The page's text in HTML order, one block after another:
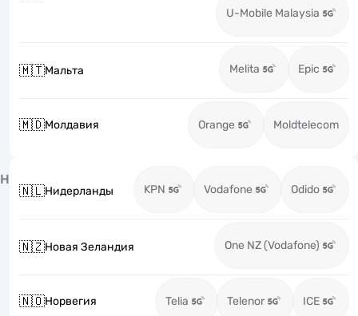
U-Mobile Malaysia
🇲🇹Мальта Melita Epic
🇲🇩Молдавия Orange Moldtelecom
Н
🇳🇱Нидерланды KPN Vodafone Odido
🇳🇿Новая Зеландия One NZ (Vodafone)
🇳🇴Норвегия Telia Telenor ICE